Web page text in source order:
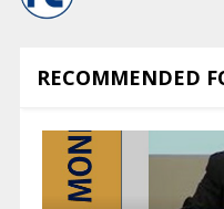
RECOMMENDED